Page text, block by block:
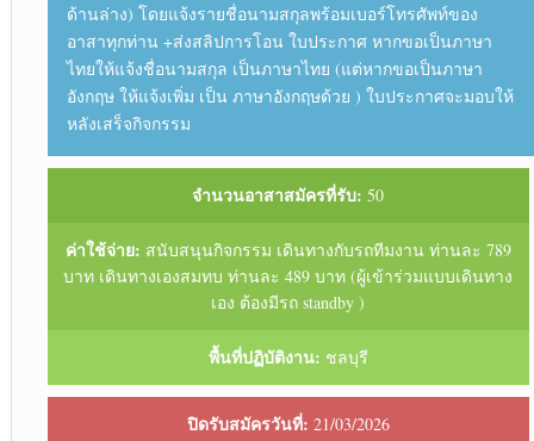
ด้านล่าง) โดยแจ้งรายชื่อนามสกุลพร้อมเบอร์โทรศัพท์ของ
อาสาทุกท่าน +ส่งสลิปการโอน ใบประกาศ หากขอเป็นภาษา
ไทยให้แจ้งชื่อนามสกุล เป็นภาษาไทย (แต่หากขอเป็นภาษา
อังกฤษ ให้แจ้งเพิ่ม เป็น ภาษาอังกฤษด้วย ) ใบประกาศจะมอบให้
หลังเสร็จกิจกรรม
จำนวนอาสาสมัครที่รับ: 50
ค่าใช้จ่าย: สนับสนุนกิจกรรม เดินทางกับรถทีมงาน ท่านละ 789
บาท เดินทางเองสมทบ ท่านละ 489 บาท (ผู้เข้าร่วมแบบเดินทาง
เอง ต้องมีรถ standby )
พื้นที่ปฏิบัติงาน: ชลบุรี
ปิดรับสมัครวันที่: 21/03/2026